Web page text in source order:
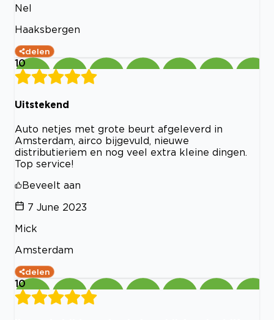
Nel
Haaksbergen
delen
10
Uitstekend
Auto netjes met grote beurt afgeleverd in
Amsterdam, airco bijgevuld, nieuwe
distributieriem en nog veel extra kleine dingen.
Top service!
Beveelt aan
7 June 2023
Mick
Amsterdam
delen
10